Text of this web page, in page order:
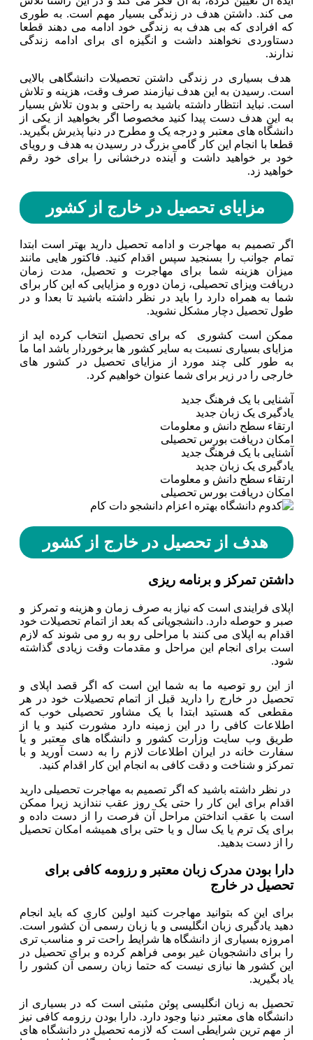
می کند. داشتن هدف در زندگی بسیار مهم است. به طوری
که افرادی که بی هدف به زندگی خود ادامه می دهند قطعا
دستاوردی نخواهند داشت و انگیزه ای برای ادامه زندگی
ندارند.
هدف بسیاری در زندگی داشتن تحصیلات دانشگاهی بالایی
است‌. رسیدن به این هدف نیازمند صرف وقت، هزینه و تلاش
است. نباید انتظار داشته باشید به راحتی و بدون تلاش بسیار
به این هدف دست پیدا کنید مخصوصا اگر بخواهید از یکی از
دانشگاه های معتبر و درجه یک و مطرح در دنیا پذیرش بگیرید.
قطعا با انجام این کار گامی بزرگ در رسیدن به هدف و رویای
خود بر خواهید داشت و آینده درخشانی را برای خود رقم
خواهید زد‌.
مزایای تحصیل در خارج از کشور
اگر تصمیم به مهاجرت و ادامه تحصیل دارید بهتر است ابتدا
تمام جوانب را بسنجید سپس اقدام کنید. فاکتور هایی مانند
میزان هزینه شما برای مهاجرت و تحصیل، مدت زمان
دریافت ویزای تحصیلی، زمان دوره و مزایایی که این کار برای
شما به همراه دارد را باید در نظر داشته باشید تا بعدا و در
طول تحصیل دچار مشکل نشوید.
ممکن است کشوری که برای تحصیل انتخاب کرده اید از
مزایای بسیاری نسبت به سایر کشور ها برخوردار باشد اما ما
به طور کلی چند مورد از مزایای تحصیل در کشور های
خارجی را در زیر برای شما عنوان خواهیم کرد.
آشنایی با یک فرهنگ جدید
یادگیری یک زبان جدید
ارتقاء سطح دانش و معلومات
امکان دریافت بورس تحصیلی
آشنایی با یک فرهنگ جدید
یادگیری یک زبان جدید
ارتقاء سطح دانش و معلومات
امکان دریافت بورس تحصیلی
هدف از تحصیل در خارج از کشور
داشتن تمرکز و برنامه ریزی
اپلای فرایندی است که نیاز به صرف زمان و هزینه و تمرکز و
صبر و حوصله دارد. دانشجویانی که بعد از اتمام تحصیلات خود
اقدام به اپلای می کنند با مراحلی رو به رو می شوند که لازم
است برای انجام این مراحل و مقدمات وقت زیادی گذاشته
شود.
از این رو توصیه ما به شما این است که اگر قصد اپلای و
تحصیل در خارج را دارید قبل از اتمام تحصیلات خود در هر
مقطعی که هستید ابتدا با یک مشاور تحصیلی خوب که
اطلاعات کافی را در این زمینه دارد مشورت کنید و یا از
طریق وب سایت وزارت کشور و دانشگاه های معتبر و یا
سفارت خانه در ایران اطلاعات لازم را به دست آورید و با
تمرکز و شناخت و دقت کافی به انجام این کار اقدام کنید.
در نظر داشته باشید که اگر تصمیم به مهاجرت تحصیلی دارید
اقدام برای این کار را حتی یک روز عقب نندازید زیرا ممکن
است با عقب انداختن مراحل آن فرصت را از دست داده و
برای یک ترم یا یک سال و یا حتی برای همیشه امکان تحصیل
را از دست بدهید.
دارا بودن مدرک زبان معتبر و رزومه کافی برای
تحصیل در خارج
برای این که بتوانید مهاجرت کنید اولین کاری که باید انجام
دهید یادگیری زبان انگلیسی و یا زبان رسمی آن کشور است.
امروزه بسیاری از دانشگاه ها شرایط راحت تر و مناسب تری
را برای دانشجویان غیر بومی فراهم کرده و برای تحصیل در
این کشور ها نیازی نیست که حتما زبان رسمی آن کشور را
یاد بگیرید.
تحصیل به زبان انگلیسی پوئن مثبتی است که در بسیاری از
دانشگاه های معتبر دنیا وجود دارد. دارا بودن رزومه کافی نیز
از مهم ترین شرایطی است که لازمه تحصیل در دانشگاه های